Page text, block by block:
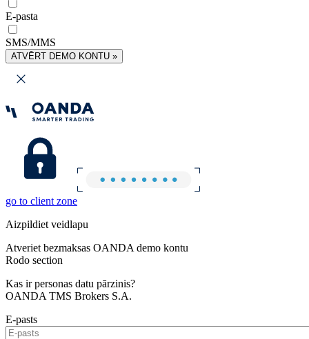
E-pasta
SMS/MMS
ATVĒRT DEMO KONTU »
go to client zone
Aizpildiet veidlapu
Atveriet bezmaksas OANDA demo kontu
Rodo section
Kas ir personas datu pārzinis?
OANDA TMS Brokers S.A.
E-pasts